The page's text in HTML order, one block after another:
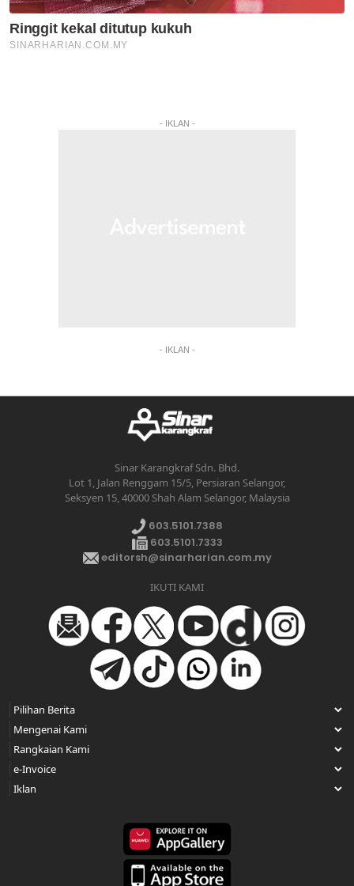
- IKLAN -
- IKLAN -
Sinar Karangkraf Sdn. Bhd.
Lot 1, Jalan Renggam 15/5, Persiaran Selangor,
Seksyen 15, 40000 Shah Alam Selangor, Malaysia
603.5101.7388
603.5101.7333
editorsh@sinarharian.com.my
IKUTI KAMI